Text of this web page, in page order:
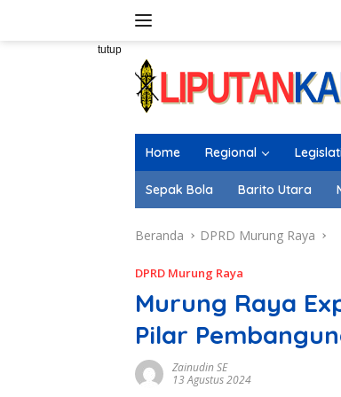
tutup
Home Regional
Sepak Bola Barito Utara
Beranda DPRD Murung Raya
DPRD Murung Raya
Murung Raya
Pilar
Zainudin SE
13 Agustus 2024